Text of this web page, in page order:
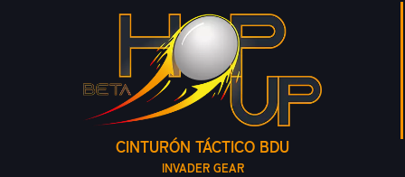
CINTURÓN TÁCTICO BDU
INVADER GEAR